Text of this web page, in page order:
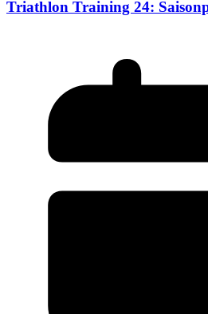
Triathlon Training 24: